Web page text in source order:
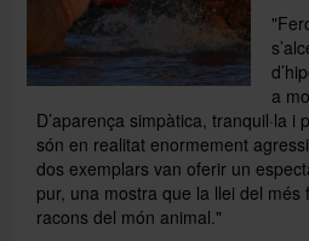
a
D’aparença simpàtica, tranquil·la i
són en realitat enormement
dos exemplars van oferir un
pur, una mostra que la llei del
racons del món animal."